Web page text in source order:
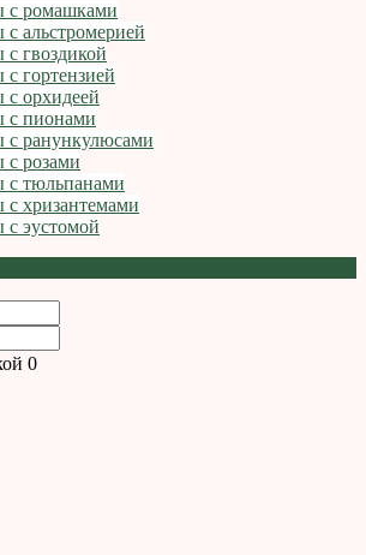
с ромашками
с альстромерией
с гвоздикой
с гортензией
с орхидеей
с пионами
с ранункулюсами
с розами
с тюльпанами
с хризантемами
с эустомой
0